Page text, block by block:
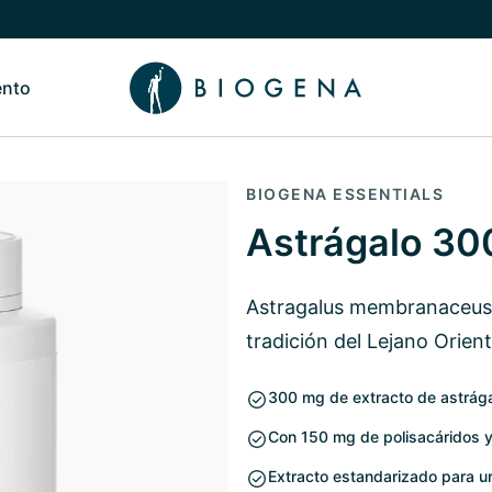
NosotrosAlternar submenú de Conocimiento
BIOGENA ESSENTIALS
Astrágalo
Astragalus
tradición del Lejano
300 mg de extracto de
Con 150 mg de polisacáridos
Extracto estandarizado para